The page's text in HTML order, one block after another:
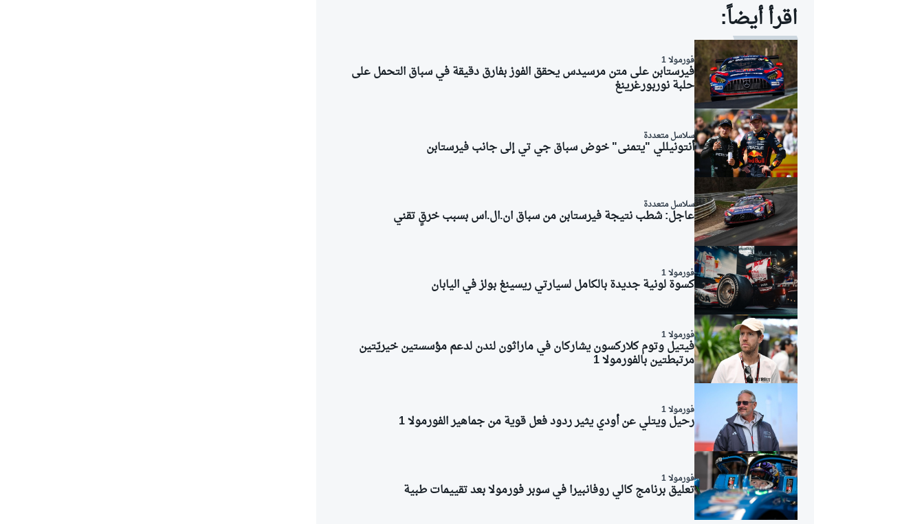
اقرأ أيضاً:
فورمولا 1
فيرستابن على متن مرسيدس يحقق الفوز بفارق دقيقة في سباق التحمل على
حلبة نوربورغرينغ
سلاسل متعددة
أنتونيللي "يتمنى" خوض سباق جي تي إلى جانب فيرستابن
سلاسل متعددة
عاجل: شطب نتيجة فيرستابن من سباق ان.ال.اس بسبب خرقٍ تقني
فورمولا 1
كسوة لونية جديدة بالكامل لسيارتي ريسينغ بولز في اليابان
فورمولا 1
فيتيل وتوم كلاركسون يشاركان في ماراثون لندن لدعم مؤسستين خيريّتين
مرتبطتين بالفورمولا 1
فورمولا 1
رحيل ويتلي عن أودي يثير ردود فعل قوية من جماهير الفورمولا 1
فورمولا 1
تعليق برنامج كالي روفانبيرا في سوبر فورمولا بعد تقييمات طبية